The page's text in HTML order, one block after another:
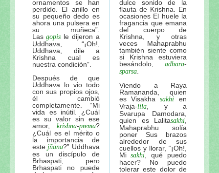
ornamentos se han
perdido. El anillo en
su pequeño dedo es
ahora una pulsera en
su muñeca”.
Las gopis le dijeron a
Uddhava, “¡Oh!,
Uddhava, dile a
Krishna cual es
nuestra condición”.
Después de que
Uddhava lo vio todo
con sus propios ojos,
él cambió
completamente. “Mi
vida es inútil. ¿Cuál
es su valor sin ese
amor, krishna-prema?
¿Cuál es el mérito o
la importancia de
este jñana?” Uddhava
es un discípulo de
Brhaspati, pero
Brhaspati no puede
dulce sonido de la
flauta de Krishna. En
ocasiones El huele la
fragancia que emana
del cuerpo de
Krishna, y otras
veces Mahaprabhu
también siente como
si Krishna estuviera
besándolo, adhara-
sparsa
Viendo a Raya
Ramananda, quien
es Visakha sakhi en
Vraja-lila , y a
Svarupa Damodara,
quien es Lalitasakhi
Mahaprabhu solía
poner Sus brazos
alrededor de sus
cuellos y llorar, “¡Oh!,
Mi sakhi , qué puedo
hacer? No puedo
tolerar este dolor de